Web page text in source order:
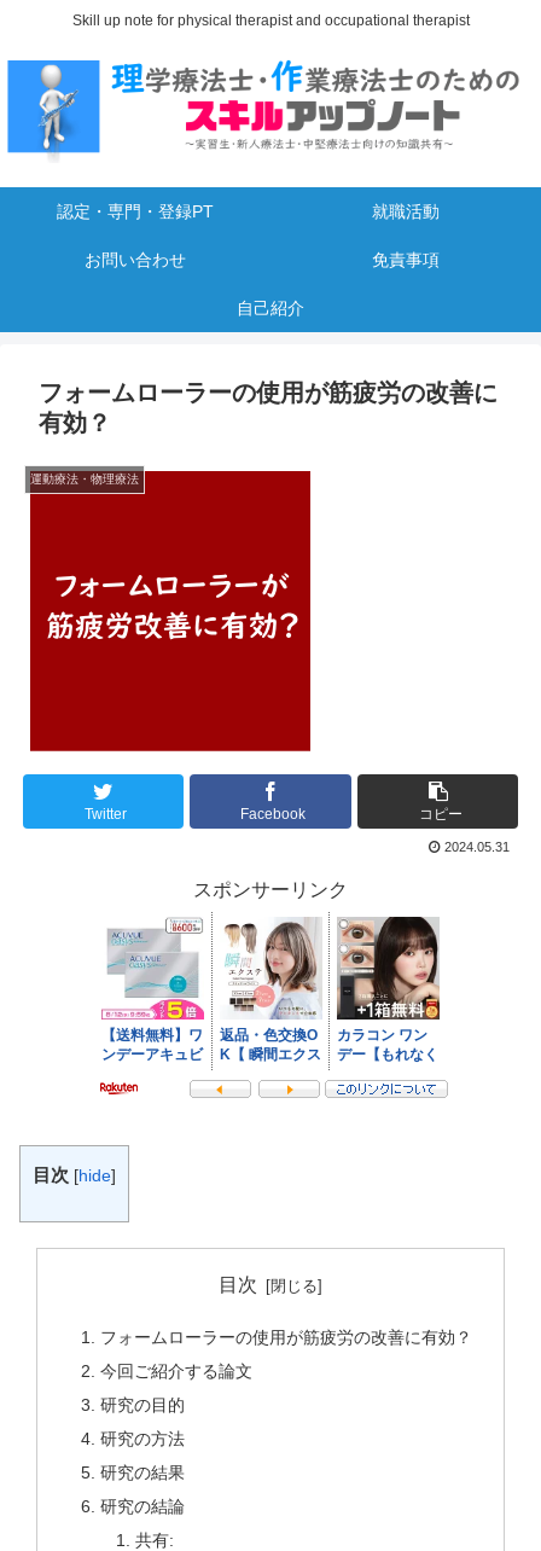
Skill up note for physical therapist and occupational therapist
認定・専門・登録PT 就職活動
お問い合わせ 免責事項
自己紹介
フォームローラーの使用が筋疲労の改善に
有効？
運動療法・物理療法
Twitter Facebook コピー
2024.05.31
スポンサーリンク
目次 [hide]
目次
フォームローラーの使用が筋疲労の改善に有効？
今回ご紹介する論文
研究の目的
研究の方法
研究の結果
研究の結論
共有: